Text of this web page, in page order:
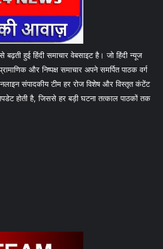
हुई हिंदी समाचार वेबसाइट है। जो हिंदी न्यूज
और निष्पक्ष समाचार अपने समर्पित पाठक वर्ग
संपादकीय टीम हर रोज विशेष और विस्तृत कंटेंट
होती है, जिससे हर बड़ी घटना तत्काल पाठकों तक